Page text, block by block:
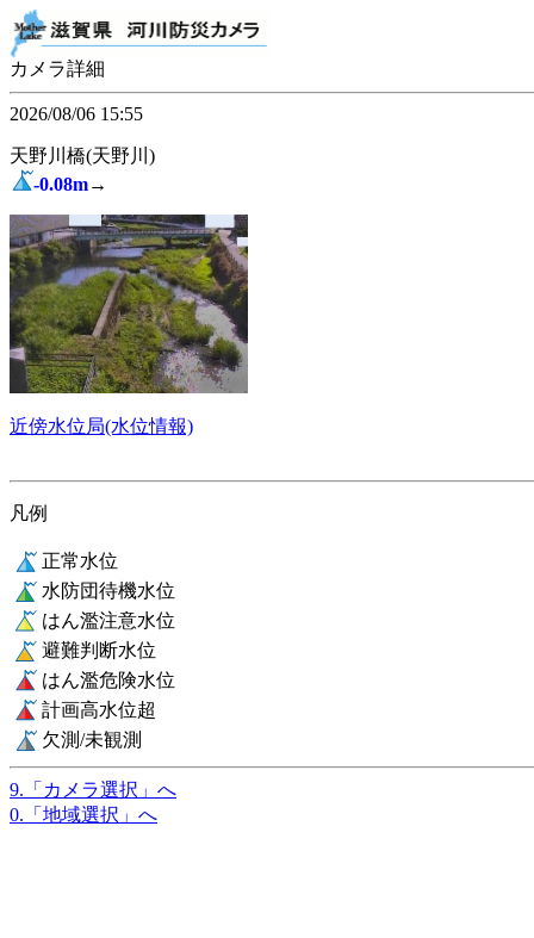
カメラ詳細
2026/08/06 15:55
天野川橋(天野川)
-0.08m→
近傍水位局(水位情報)
凡例
正常水位
水防団待機水位
はん濫注意水位
避難判断水位
はん濫危険水位
計画高水位超
欠測/未観測
9.「カメラ選択」へ
0.「地域選択」へ